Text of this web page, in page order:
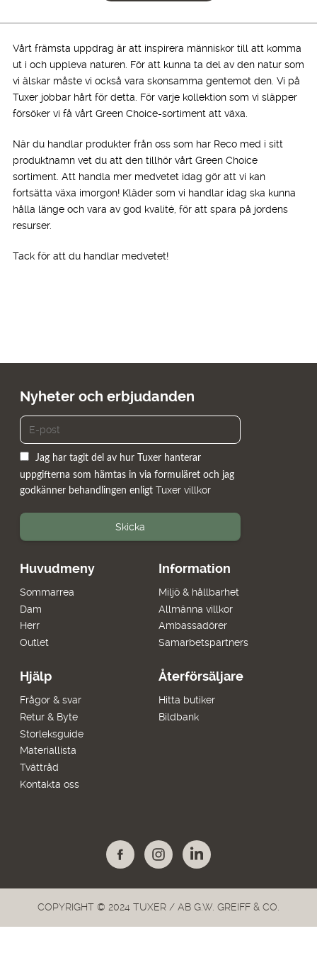
Vårt främsta uppdrag är att inspirera människor till att komma
ut i och uppleva naturen. För att kunna ta del av den natur som
vi älskar måste vi också vara skonsamma gentemot den. Vi på
Tuxer jobbar hårt för detta. För varje kollektion som vi släpper
försöker vi få vårt Green Choice-sortiment att växa.
När du handlar produkter från oss som har Reco med i sitt
produktnamn vet du att den tillhör vårt Green Choice
sortiment. Att handla mer medvetet idag gör att vi kan
fortsätta växa imorgon! Kläder som vi handlar idag ska kunna
hålla länge och vara av god kvalité, för att spara på jordens
resurser.
Tack för att du handlar medvetet!
Huvudmeny
Sommarrea
Dam
Herr
Outlet
Information
Miljö & hållbarhet
Allmänna villkor
Ambassadörer
Samarbetspartners
Hjälp
Frågor & svar
Retur & Byte
Storleksguide
Materiallista
Tvättråd
Kontakta oss
Återförsäljare
Hitta butiker
Bildbank
Nyheter och erbjudanden
Jag har tagit del av hur Tuxer hanterar
uppgifterna som hämtas in via formuläret och jag
godkänner behandlingen enligt Tuxer villkor
Skicka
COPYRIGHT © 2024 TUXER / AB G.W. GREIFF & CO.